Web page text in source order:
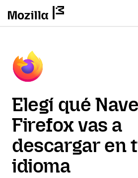
Elegí qué
Firefox vas a
descargar en
idioma